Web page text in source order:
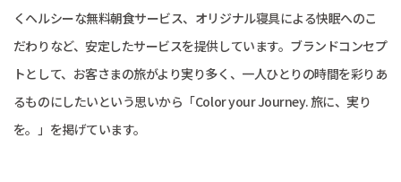
くヘルシーな無料朝食サービス、オリジナル寝具による快眠へのこ
だわりなど、安定したサービスを提供しています。ブランドコンセプ
トとして、お客さまの旅がより実り多く、一人ひとりの時間を彩りあ
るものにしたいという思いから「Color your Journey. 旅に、実り
を。」を掲げています。